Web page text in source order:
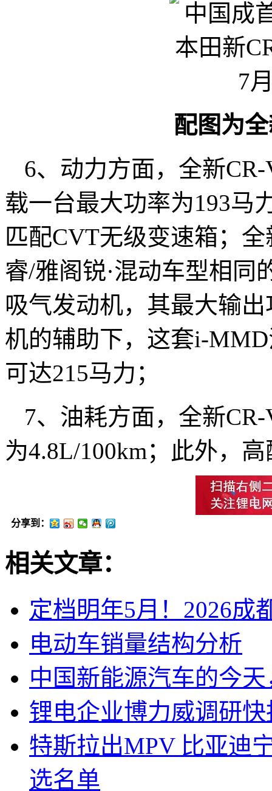
配图为
6、动力方面，全新
载一台最大功率为193马
匹配CVT无级变速箱；
睿/雅阁锐·混动车型相同
吸气发动机，其最大输
机的辅助下，这套i-
可达215马力；
7、油耗方面，全新
为4.8L/100km；此外，
分享到：
相关文章：
定档明年5月！2026成
电动车销量结构分析
中国新能源汽车的今
锂电企业博力威调研
特斯拉出MPV 比亚迪
选名单